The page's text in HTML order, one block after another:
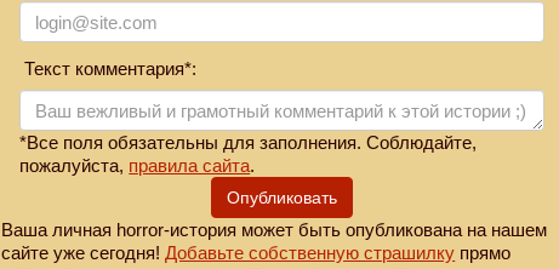
Текст комментария*:
*Все поля обязательны для заполнения. Соблюдайте,
пожалуйста, правила сайта.
Опубликовать
Ваша личная horror-история может быть опубликована на нашем
сайте уже сегодня!Добавьте собственную страшилку прямо